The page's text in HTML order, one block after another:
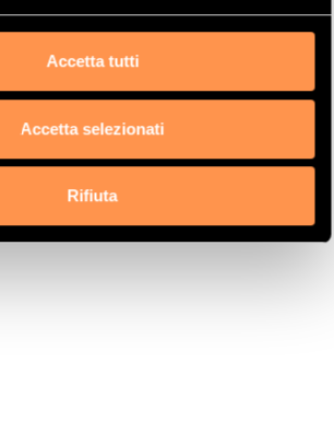
Accetta tutti
Accetta selezionati
Rifiuta